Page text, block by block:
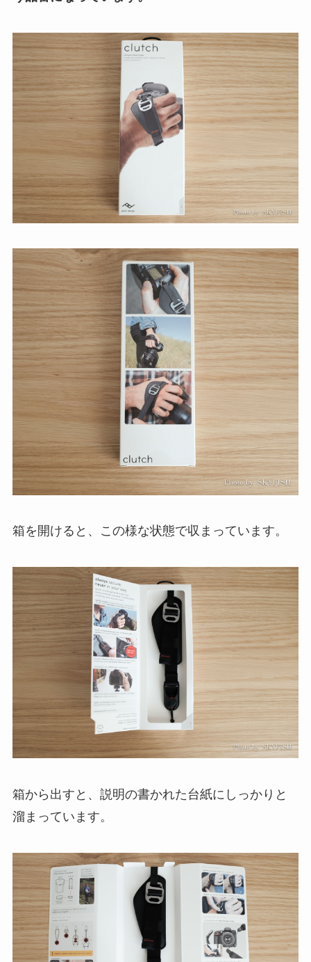
箱を開けると、この様な状態で収まっています。
箱から出すと、説明の書かれた台紙にしっかりと
溜まっています。